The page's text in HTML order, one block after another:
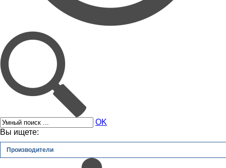
OK
Вы ищете:
Производители